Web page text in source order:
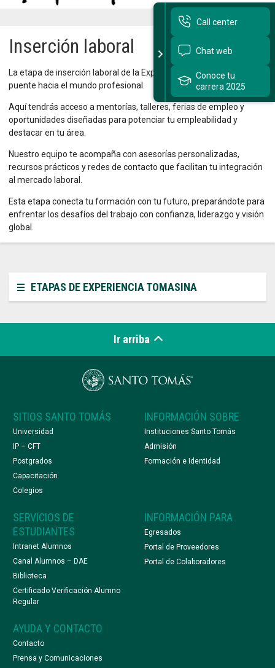
English Version
我们是谁
Intranet Docente
Egresados
Alumnos
Admisión
Chat
Inserción laboral
La etapa de inserción laboral de la Experiencia Tomasina es tu
puente hacia el mundo profesional.
Aquí tendrás acceso a mentorías, talleres, ferias de empleo y
oportunidades diseñadas para potenciar tu empleabilidad y
destacar en tu área.
Nuestro equipo te acompaña con asesorías personalizadas,
recursos prácticos y redes de contacto que facilitan tu integración
al mercado laboral.
Esta etapa conecta tu formación con tu futuro, preparándote para
enfrentar los desafíos del trabajo con confianza, liderazgo y visión
global.
ETAPAS DE EXPERIENCIA TOMASINA
Ir arriba
SITIOS SANTO TOMÁS
Universidad
IP – CFT
Postgrados
Capacitación
Colegios
INFORMACIÓN SOBRE
Instituciones Santo Tomás
Admisión
Formación e Identidad
SERVICIOS DE
ESTUDIANTES
Intranet Alumnos
Canal Alumnos – DAE
Biblioteca
Certificado Verificación Alumno
Regular
INFORMACIÓN PARA
Egresados
Portal de Proveedores
Portal de Colaboradores
AYUDA Y CONTACTO
Contacto
Prensa y Comunicaciones
Call center
Chat web
Conoce tu
carrera 2025